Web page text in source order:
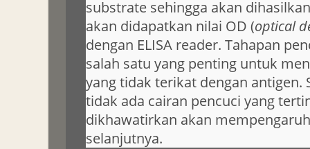
substrate sehingga akan
akan didapatkan nilai OD (optical
dengan ELISA reader. Tahapan
salah satu yang penting untuk
yang tidak terikat dengan antigen.
tidak ada cairan pencuci yang
dikhawatirkan akan
selanjutnya.